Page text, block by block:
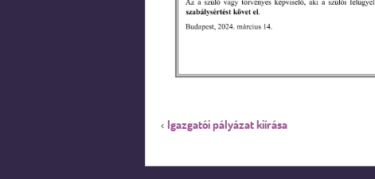
‹ Igazgatói pályázat kiírása